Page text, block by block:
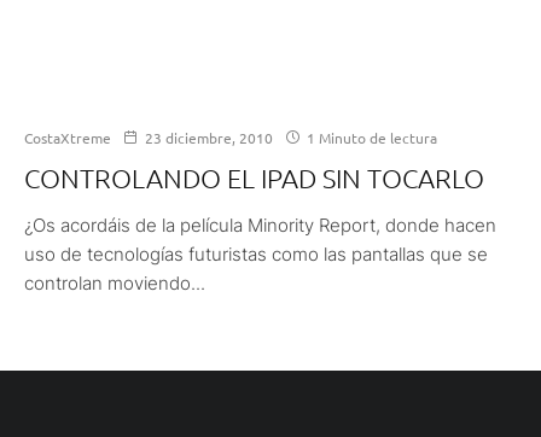
CostaXtreme 23 diciembre, 2010 1 Minuto de lectura
CONTROLANDO EL IPAD SIN TOCARLO
¿Os acordáis de la película Minority Report, donde hacen
uso de tecnologías futuristas como las pantallas que se
controlan moviendo...